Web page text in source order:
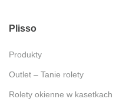
Plisso
Produkty
Outlet – Tanie rolety
Rolety okienne w kasetkach